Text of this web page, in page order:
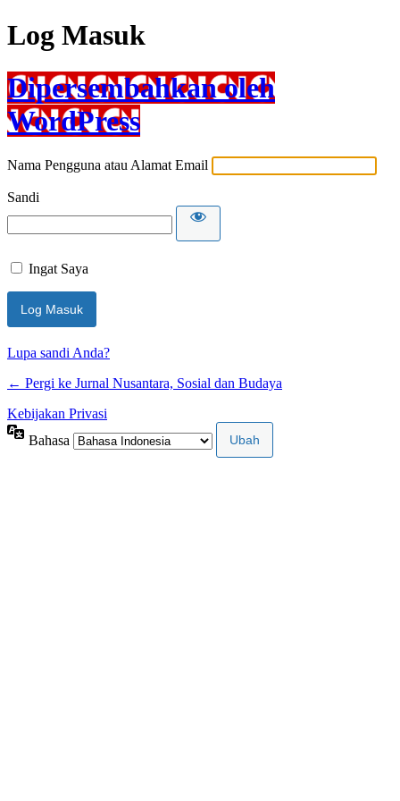
Log Masuk
Dipersembahkan oleh
WordPress
Nama Pengguna atau Alamat Email
Sandi
Ingat Saya
Lupa sandi Anda?
← Pergi ke Jurnal Nusantara, Sosial dan Budaya
Kebijakan Privasi
Bahasa